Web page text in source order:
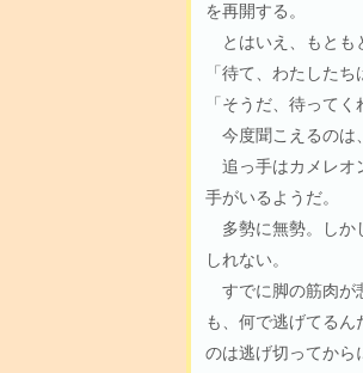
を再開する。
とはいえ、もとも
「待て、わたした
「そうだ、待って
今度聞こえるのは
追っ手はカメレオ
手がいるようだ。
多勢に無勢。しか
しれない。
すでに脚の筋肉が
も、何で逃げてる
のは逃げ切ってから